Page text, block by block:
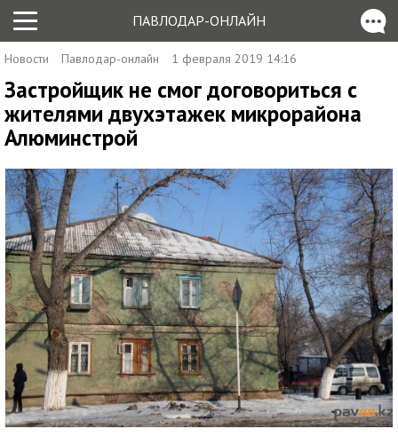
ПАВЛОДАР-ОНЛАЙН
Новости Павлодар-онлайн 1 февраля 2019 14:16
Застройщик не смог договориться с
жителями двухэтажек микрорайона
Алюминстрой